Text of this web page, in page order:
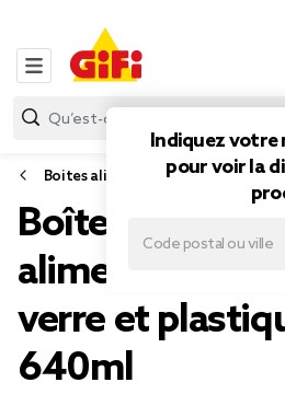
Indiquez votre
pour voir la
Boites alimentaires et bocaux
Boîte de
alimentaire
verre et
640ml